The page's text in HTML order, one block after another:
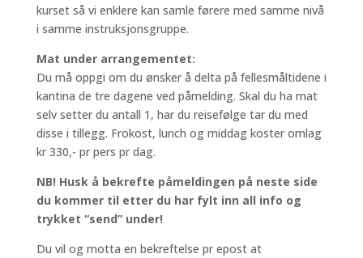
kurset så vi enklere kan samle førere med samme nivå
i samme instruksjonsgruppe.
Mat under arrangementet:
Du må oppgi om du ønsker å delta på fellesmåltidene i
kantina de tre dagene ved påmelding. Skal du ha mat
selv setter du antall 1, har du reisefølge tar du med
disse i tillegg. Frokost, lunch og middag koster omlag
kr 330,- pr pers pr dag.
NB! Husk å bekrefte påmeldingen på neste side
du kommer til etter du har fylt inn all info og
trykket “send” under!
Du vil og motta en bekreftelse pr epost at